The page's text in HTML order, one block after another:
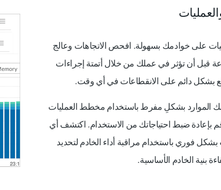
على خوادمك بسهولة. افحص الاتجاهات وعالج
قبل أن تؤثر في عملك من خلال أتمتة إجراءات
بشكل دائم على الانقطاعات في أي وقت.
الموارد بشكلِ مفرط باستخدام مخطط العمليات
بإعادة ضبط احتياجاتك من الاستخدام. اكتشف أي
فوري باستخدام مراقبة أداء الخادم لتحديد
بنية الخادم الأساسية.